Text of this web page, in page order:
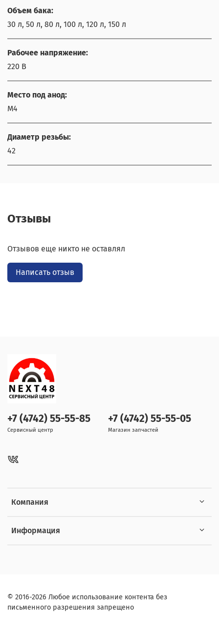
Объем бака:
30 л, 50 л, 80 л, 100 л, 120 л, 150 л
Рабочее напряжение:
220 В
Место под анод:
М4
Диаметр резьбы:
42
Отзывы
Отзывов еще никто не оставлял
Написать отзыв
Компания
Информация
+7 (4742) 55-55-85
Сервисный центр
+7 (4742) 55-55-05
Магазин запчастей
© 2016-2026 Любое использование контента без
письменного разрешения запрещено